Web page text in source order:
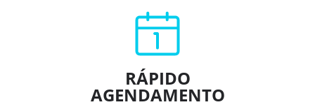
RÁPIDO
AGENDAMENTO